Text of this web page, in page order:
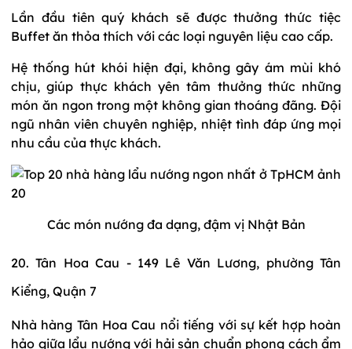
Lần đầu tiên quý khách sẽ được thưởng thức tiệc
Buffet ăn thỏa thích với các loại nguyên liệu cao cấp.
Hệ thống hút khói hiện đại, không gây ám mùi khó
chịu, giúp thực khách yên tâm thưởng thức những
món ăn ngon trong một không gian thoáng đãng. Đội
ngũ nhân viên chuyên nghiệp, nhiệt tình đáp ứng mọi
nhu cầu của thực khách.
Các món nướng đa dạng, đậm vị Nhật Bản
20. Tân Hoa Cau - 149 Lê Văn Lương, phường Tân
Kiểng, Quận 7
Nhà hàng Tân Hoa Cau nổi tiếng với sự kết hợp hoàn
hảo giữa lẩu nướng với hải sản chuẩn phong cách ẩm